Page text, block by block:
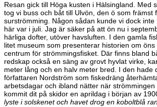
Resan gick till Höga kusten i Hälsingland. Med
tog vi buss och båt till Ulvön, den ö som främst
surströmming. Någon sådan kunde vi dock inte
här var i juli. Jag är säker på att ön nu i
härliga dofter, utöver havsluften. I den gamla
litet museum som presenterar historien om
centrum för strömmingsfisket. Där finns bland
redskap också en säng av grovt hyvlat virke,
meter lång och en halv meter bred. I den hade
författaren Nordström som fiskedräng
arbetsdagar och ibland nätter när
kommit dit på skidor en aprildag i början av
lyste i solskenet och havet drog en koboltblå